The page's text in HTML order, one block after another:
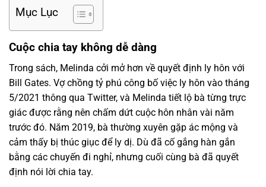
Mục Lục
Cuộc chia tay không dễ dàng
Trong sách, Melinda cởi mở hơn về quyết định ly hôn với
Bill Gates. Vợ chồng tỷ phú công bố việc ly hôn vào tháng
5/2021 thông qua Twitter, và Melinda tiết lộ bà từng trực
giác được rằng nên chấm dứt cuộc hôn nhân vài năm
trước đó. Năm 2019, bà thường xuyên gặp ác mộng và
cảm thấy bị thúc giục để ly dị. Dù đã cố gắng hàn gắn
bằng các chuyến đi nghỉ, nhưng cuối cùng bà đã quyết
định nói lời chia tay.